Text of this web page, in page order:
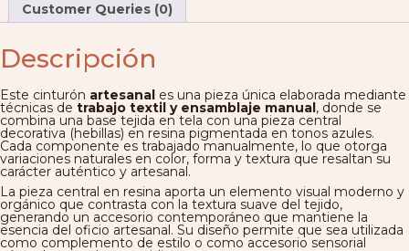
Customer Queries (0)
Descripción
Este cinturón artesanal es una pieza única elaborada mediante
técnicas de trabajo textil y ensamblaje manual, donde se
combina una base tejida en tela con una pieza central
decorativa (hebillas) en resina pigmentada en tonos azules.
Cada componente es trabajado manualmente, lo que otorga
variaciones naturales en color, forma y textura que resaltan su
carácter auténtico y artesanal.
La pieza central en resina aporta un elemento visual moderno y
orgánico que contrasta con la textura suave del tejido,
generando un accesorio contemporáneo que mantiene la
esencia del oficio artesanal. Su diseño permite que sea utilizada
como complemento de estilo o como accesorio sensorial